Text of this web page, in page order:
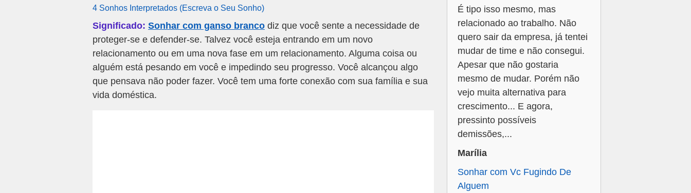
4 Sonhos Interpretados (Escreva o Seu Sonho)
Significado: Sonhar com ganso branco diz que você sente a necessidade de
proteger-se e defender-se. Talvez você esteja entrando em um novo
relacionamento ou em uma nova fase em um relacionamento. Alguma coisa ou
alguém está pesando em você e impedindo seu progresso. Você alcançou algo
que pensava não poder fazer. Você tem uma forte conexão com sua família e sua
vida doméstica.
É tipo isso mesmo, mas
relacionado ao trabalho. Não
quero sair da empresa, já tentei
mudar de time e não consegui.
Apesar que não gostaria
mesmo de mudar. Porém não
vejo muita alternativa para
crescimento... E agora,
pressinto possíveis
demissões,...
Marília
Sonhar com Vc Fugindo De
Alguem